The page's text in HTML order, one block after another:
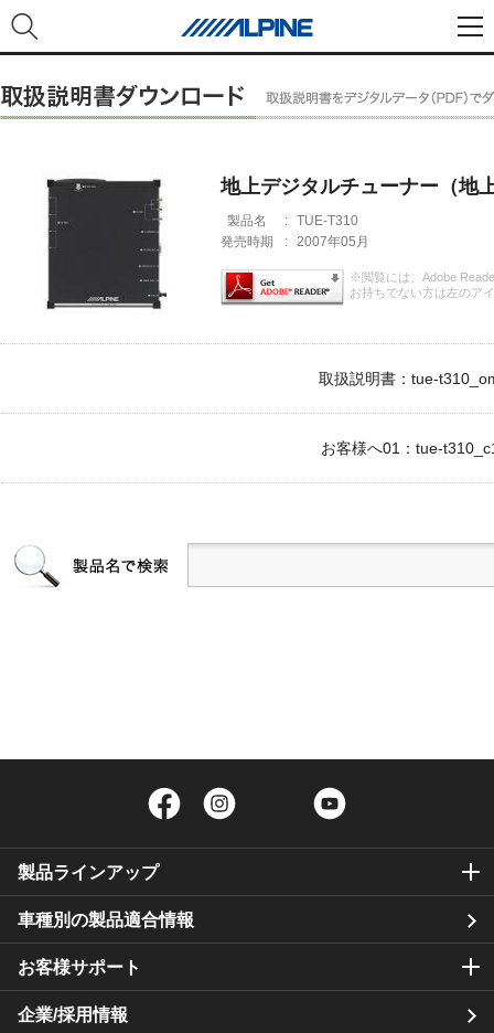
地上デジタルチューナー（地
製品名 : TUE-T310
発売時期
: 2007年05月
※閲覧には、Adobe
お持ちでない方は左のア
取扱説明書：tue-
お客様へ01：tue-
Facebook Twitter
製品ラインアップ
車種別の製品適合情報
お客様サポート
企業/採用情報